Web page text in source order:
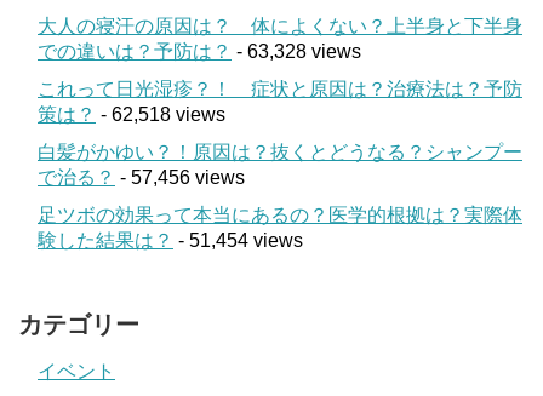
大人の寝汗の原因は？ 体によくない？上半身と下半身
での違いは？予防は？ - 63,328 views
これって日光湿疹？！ 症状と原因は？治療法は？予防
策は？ - 62,518 views
白髪がかゆい？！原因は？抜くとどうなる？シャンプー
で治る？ - 57,456 views
足ツボの効果って本当にあるの？医学的根拠は？実際体
験した結果は？ - 51,454 views
カテゴリー
イベント